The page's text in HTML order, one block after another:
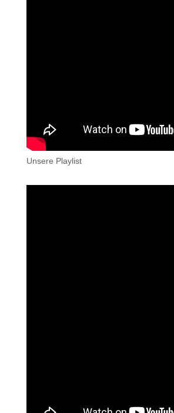
Unsere Playlist